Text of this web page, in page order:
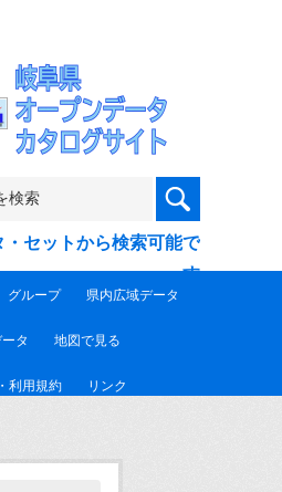
セットから検索可能で
す
グループ 県内広域データ
タ 地図で見る
利用規約 リンク